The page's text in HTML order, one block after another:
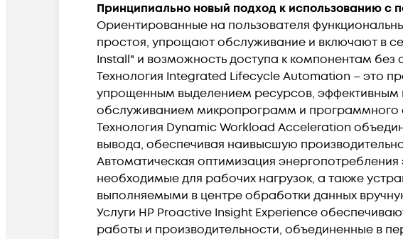
Принципиально новый подход к использованию
Ориентированные на пользователя
простоя, упрощают обслуживание и включают в
Install" и возможность доступа к компонентам без
Технология Integrated Lifecycle Automation – это
упрощенным выделением ресурсов, эффективным
обслуживанием микропрограмм и программного
Технология Dynamic Workload Acceleration
вывода, обеспечивая наивысшую
Автоматическая оптимизация
необходимые для рабочих нагрузок, а также
выполняемыми в центре обработки данных
Услуги HP Proactive Insight Experience
работы и производительности, объединенные в